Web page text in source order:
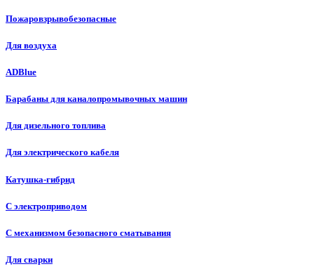
Пожаровзрывобезопасные
Для воздуха
ADBlue
Барабаны для каналопромывочных машин
Для дизельного топлива
Для электрического кабеля
Катушка-гибрид
С электроприводом
С механизмом безопасного сматывания
Для сварки